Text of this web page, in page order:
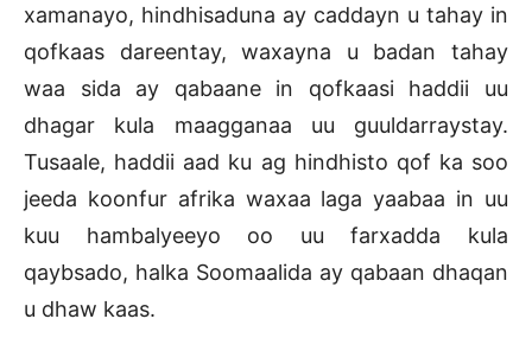
xamanayo, hindhisaduna ay caddayn u tahay in
qofkaas dareentay, waxayna u badan tahay
waa sida ay qabaane in qofkaasi haddii uu
dhagar kula maagganaa uu guuldarraystay.
Tusaale, haddii aad ku ag hindhisto qof ka soo
jeeda koonfur afrika waxaa laga yaabaa in uu
kuu hambalyeeyo oo uu farxadda kula
qaybsado, halka Soomaalida ay qabaan dhaqan
u dhaw kaas.